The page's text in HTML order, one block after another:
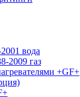
вода
газ
+GF+